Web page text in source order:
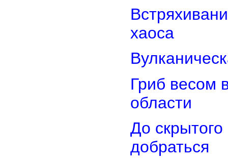
хаоса
Гриб весом
области
До
добраться